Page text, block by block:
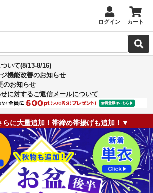
ログイン カート
いて(8/13-8/16)
機能改善のお知らせ
のお知らせ
に対するご返信メールについて
に大量追加！帯締め帯揚げも追加！▼